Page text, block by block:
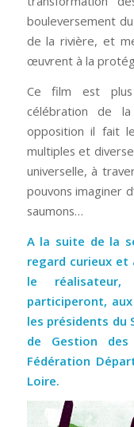
bouleversement
de la rivière, et
œuvrent à la
Ce film est plus
célébration de
opposition il fait
multiples et
universelle, à
pouvons imaginer
saumons…
A la suite de la
regard curieux
le réalisateur,
participeront, aux
les présidents du
de Gestion
Fédération
Loire.